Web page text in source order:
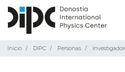
Inicio DIPC Personas